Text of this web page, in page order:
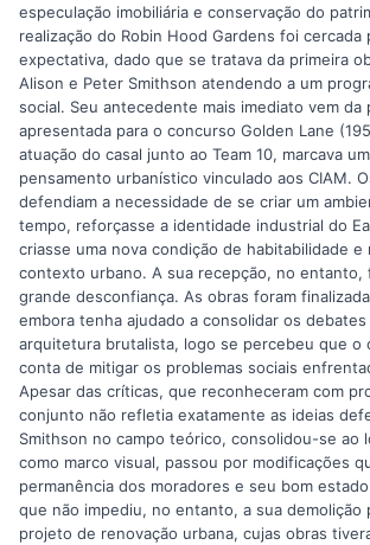
especulação imobiliária e conservação do
realização do Robin Hood Gardens foi cercada
expectativa, dado que se tratava da primeira
Alison e Peter Smithson atendendo a um
social. Seu antecedente mais imediato vem da
apresentada para o concurso Golden Lane
atuação do casal junto ao Team 10, marcava
pensamento urbanístico vinculado aos CIAM.
defendiam a necessidade de se criar um
tempo, reforçasse a identidade industrial do
criasse uma nova condição de habitabilidade e
contexto urbano. A sua recepção, no entanto,
grande desconfiança. As obras foram
embora tenha ajudado a consolidar os
arquitetura brutalista, logo se percebeu que o
conta de mitigar os problemas sociais
Apesar das críticas, que reconheceram com
conjunto não refletia exatamente as ideias
Smithson no campo teórico, consolidou-se ao
como marco visual, passou por modificações
permanência dos moradores e seu bom
que não impediu, no entanto, a sua demolição
projeto de renovação urbana, cujas obras